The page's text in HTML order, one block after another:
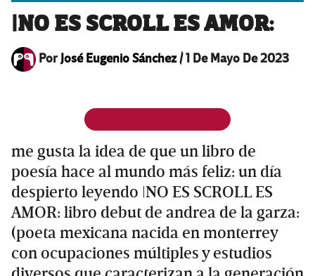
|NO ES SCROLL ES AMOR:
PorJosé Eugenio Sánchez/1 De Mayo De 2023
me gusta la idea de que un libro de
poesía hace al mundo más feliz: un día
despierto leyendo |NO ES SCROLL ES
AMOR: libro debut de andrea de la garza:
(poeta mexicana nacida en monterrey
con ocupaciones múltiples y estudios